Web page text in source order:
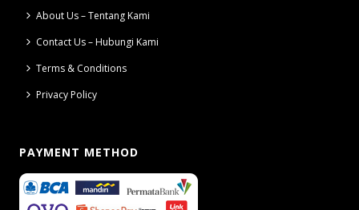
About Us – Tentang Kami
Contact Us – Hubungi Kami
Terms & Conditions
Privacy Policy
PAYMENT METHOD